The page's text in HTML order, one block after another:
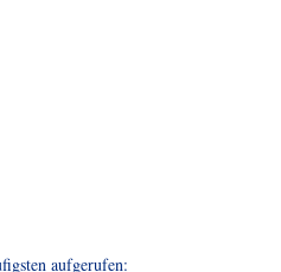
aufgerufen: